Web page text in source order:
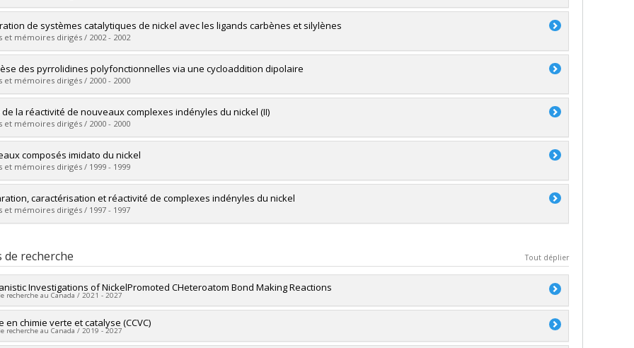
obtenu :Ph. D.
le document dans Papyrus
:Cao, Ying
Maîtrise
obtenu :M. Sc.
le document dans Papyrus
de systèmes catalytiques de nickel avec les ligands carbènes et silylènes
et mémoires dirigés / 2002 - 2002
:Morissette, Martin
Maîtrise
obtenu :M. Sc.
le document dans Papyrus
des pyrrolidines polyfonctionnelles via une cycloaddition dipolaire
et mémoires dirigés / 2000 - 2000
:Bayrakdarian, Malken
Maîtrise
obtenu :M. Sc.
le document dans Papyrus
de la réactivité de nouveaux complexes indényles du nickel (II)
et mémoires dirigés / 2000 - 2000
:Dubois, Marc-André
Maîtrise
obtenu :M. Sc.
le document dans Papyrus
composés imidato du nickel
et mémoires dirigés / 1999 - 1999
:Beaudoin, Sophie
Maîtrise
obtenu :M. Sc.
caractérisation et réactivité de complexes indényles du nickel
et mémoires dirigés / 1997 - 1997
Maîtrise
obtenu :M. Sc.
le document dans Papyrus
de recherche Tout déplier
Investigations of NickelPromoted CHeteroatom Bond Making Reactions
recherche au Canada / 2021 - 2027
principal :Davit Zargarian (In memoriam)
de financement :CRSNG/Conseil de recherches en sciences naturelles et génie du Canada (CRSNG)
en chimie verte et catalyse (CCVC)
recherche au Canada / 2019 - 2027